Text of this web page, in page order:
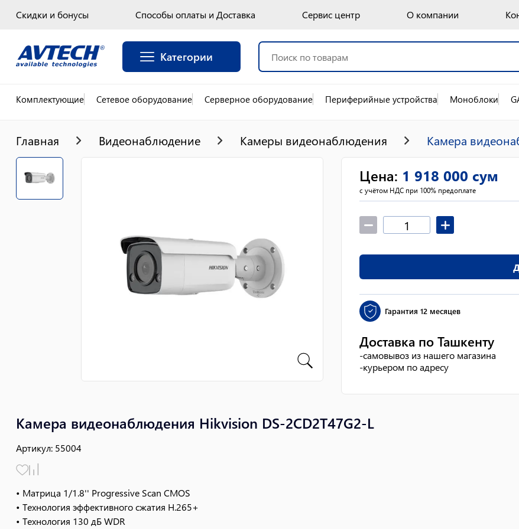
Скидки и бонусы Способы оплаты и Доставка Сервис центр О компании
Категории
Комплектующие Сетевое оборудование Серверное оборудование Периферийные устройства Моноблоки
Главная Видеонаблюдение Камеры видеонаблюдения Камера
Камера видеонаблюдения Hikvision DS-2CD2T47G2-L
Артикул: 55004
• Матрица 1/1.8'' Progressive Scan CMOS
• Технология эффективного сжатия H.265+
• Технология 130 дБ WDR
Цена: 1 918 000 сум
с учётом НДС при 100% предоплате
Гарантия 12 месяцев
Доставка по Ташкенту
-самовывоз из нашего магазина
-курьером по адресу